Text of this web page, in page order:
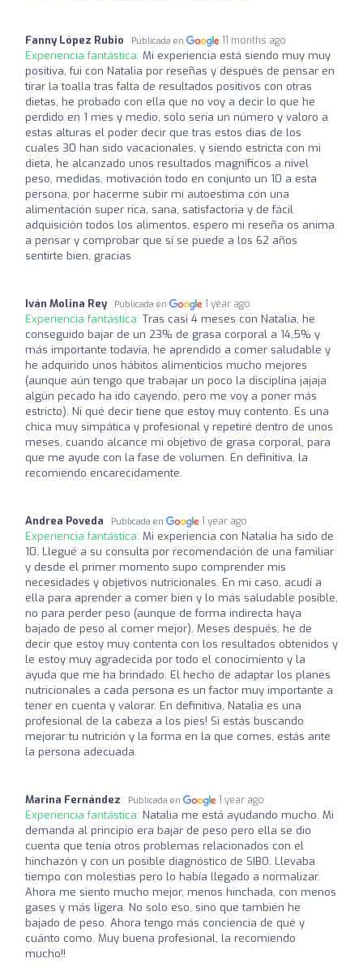
Fanny López Rubio Publicada en 11 months ago
Experiencia fantástica: Mi experiencia está siendo muy muy
positiva, fui con Natalia por reseñas y después de pensar en
tirar la toalla tras falta de resultados positivos con otras
dietas, he probado con ella que no voy a decir lo que he
perdido en 1 mes y medio, solo sería un número y valoro a
estas alturas el poder decir que tras estos días de los
cuales 30 han sido vacacionales, y siendo estricta con mi
dieta, he alcanzado unos resultados magníficos a nivel
peso, medidas, motivación todo en conjunto un 10 a esta
persona, por hacerme subir mi autoestima con una
alimentación super rica, sana, satisfactoria y de fácil
adquisición todos los alimentos, espero mi reseña os anima
a pensar y comprobar que sí se puede a los 62 años
sentirte bien, gracias
Iván Molina Rey Publicada en 1 year ago
Experiencia fantástica: Tras casi 4 meses con Natalia, he
conseguido bajar de un 23% de grasa corporal a 14,5% y
más importante todavía, he aprendido a comer saludable y
he adquirido unos hábitos alimenticios mucho mejores
(aunque aún tengo que trabajar un poco la disciplina jajaja
algún pecado ha ido cayendo, pero me voy a poner más
estricto). Ni qué decir tiene que estoy muy contento. Es una
chica muy simpática y profesional y repetiré dentro de unos
meses, cuando alcance mi objetivo de grasa corporal, para
que me ayude con la fase de volumen. En definitiva, la
recomiendo encarecidamente.
Andrea Poveda Publicada en 1 year ago
Experiencia fantástica: Mi experiencia con Natalia ha sido de
10. Llegué a su consulta por recomendación de una familiar
y desde el primer momento supo comprender mis
necesidades y objetivos nutricionales. En mi caso, acudí a
ella para aprender a comer bien y lo más saludable posible,
no para perder peso (aunque de forma indirecta haya
bajado de peso al comer mejor). Meses después, he de
decir que estoy muy contenta con los resultados obtenidos y
le estoy muy agradecida por todo el conocimiento y la
ayuda que me ha brindado. El hecho de adaptar los planes
nutricionales a cada persona es un factor muy importante a
tener en cuenta y valorar. En definitiva, Natalia es una
profesional de la cabeza a los pies! Si estás buscando
mejorar tu nutrición y la forma en la que comes, estás ante
la persona adecuada.
Marina Fernández Publicada en 1 year ago
Experiencia fantástica: Natalia me está ayudando mucho. Mi
demanda al principio era bajar de peso pero ella se dio
cuenta que tenía otros problemas relacionados con el
hinchazón y con un posible diagnóstico de SIBO. Llevaba
tiempo con molestias pero lo había llegado a normalizar.
Ahora me siento mucho mejor, menos hinchada, con menos
gases y más ligera. No solo eso, sino que también he
bajado de peso. Ahora tengo más conciencia de qué y
cuánto como. Muy buena profesional, la recomiendo
mucho!!